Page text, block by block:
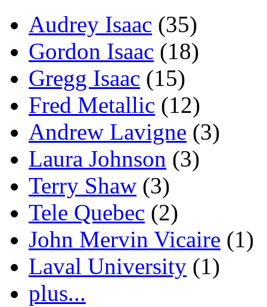
Audrey Isaac (35)
Gordon Isaac (18)
Gregg Isaac (15)
Fred Metallic (12)
Andrew Lavigne (3)
Laura Johnson (3)
Terry Shaw (3)
Tele Quebec (2)
John Mervin Vicaire (1)
Laval University (1)
plus...